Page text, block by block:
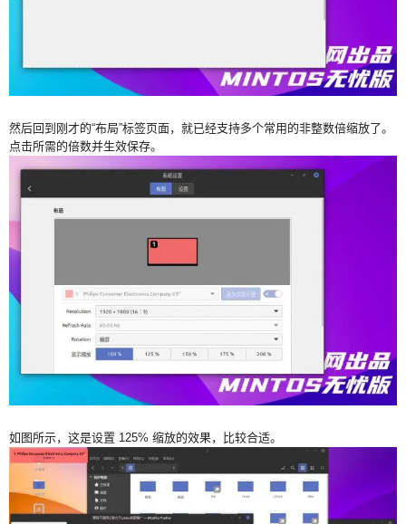
然后回到刚才的“布局”标签页面，就已经支持多个常用的非整数倍缩放了。
点击所需的倍数并生效保存。
如图所示，这是设置 125% 缩放的效果，比较合适。